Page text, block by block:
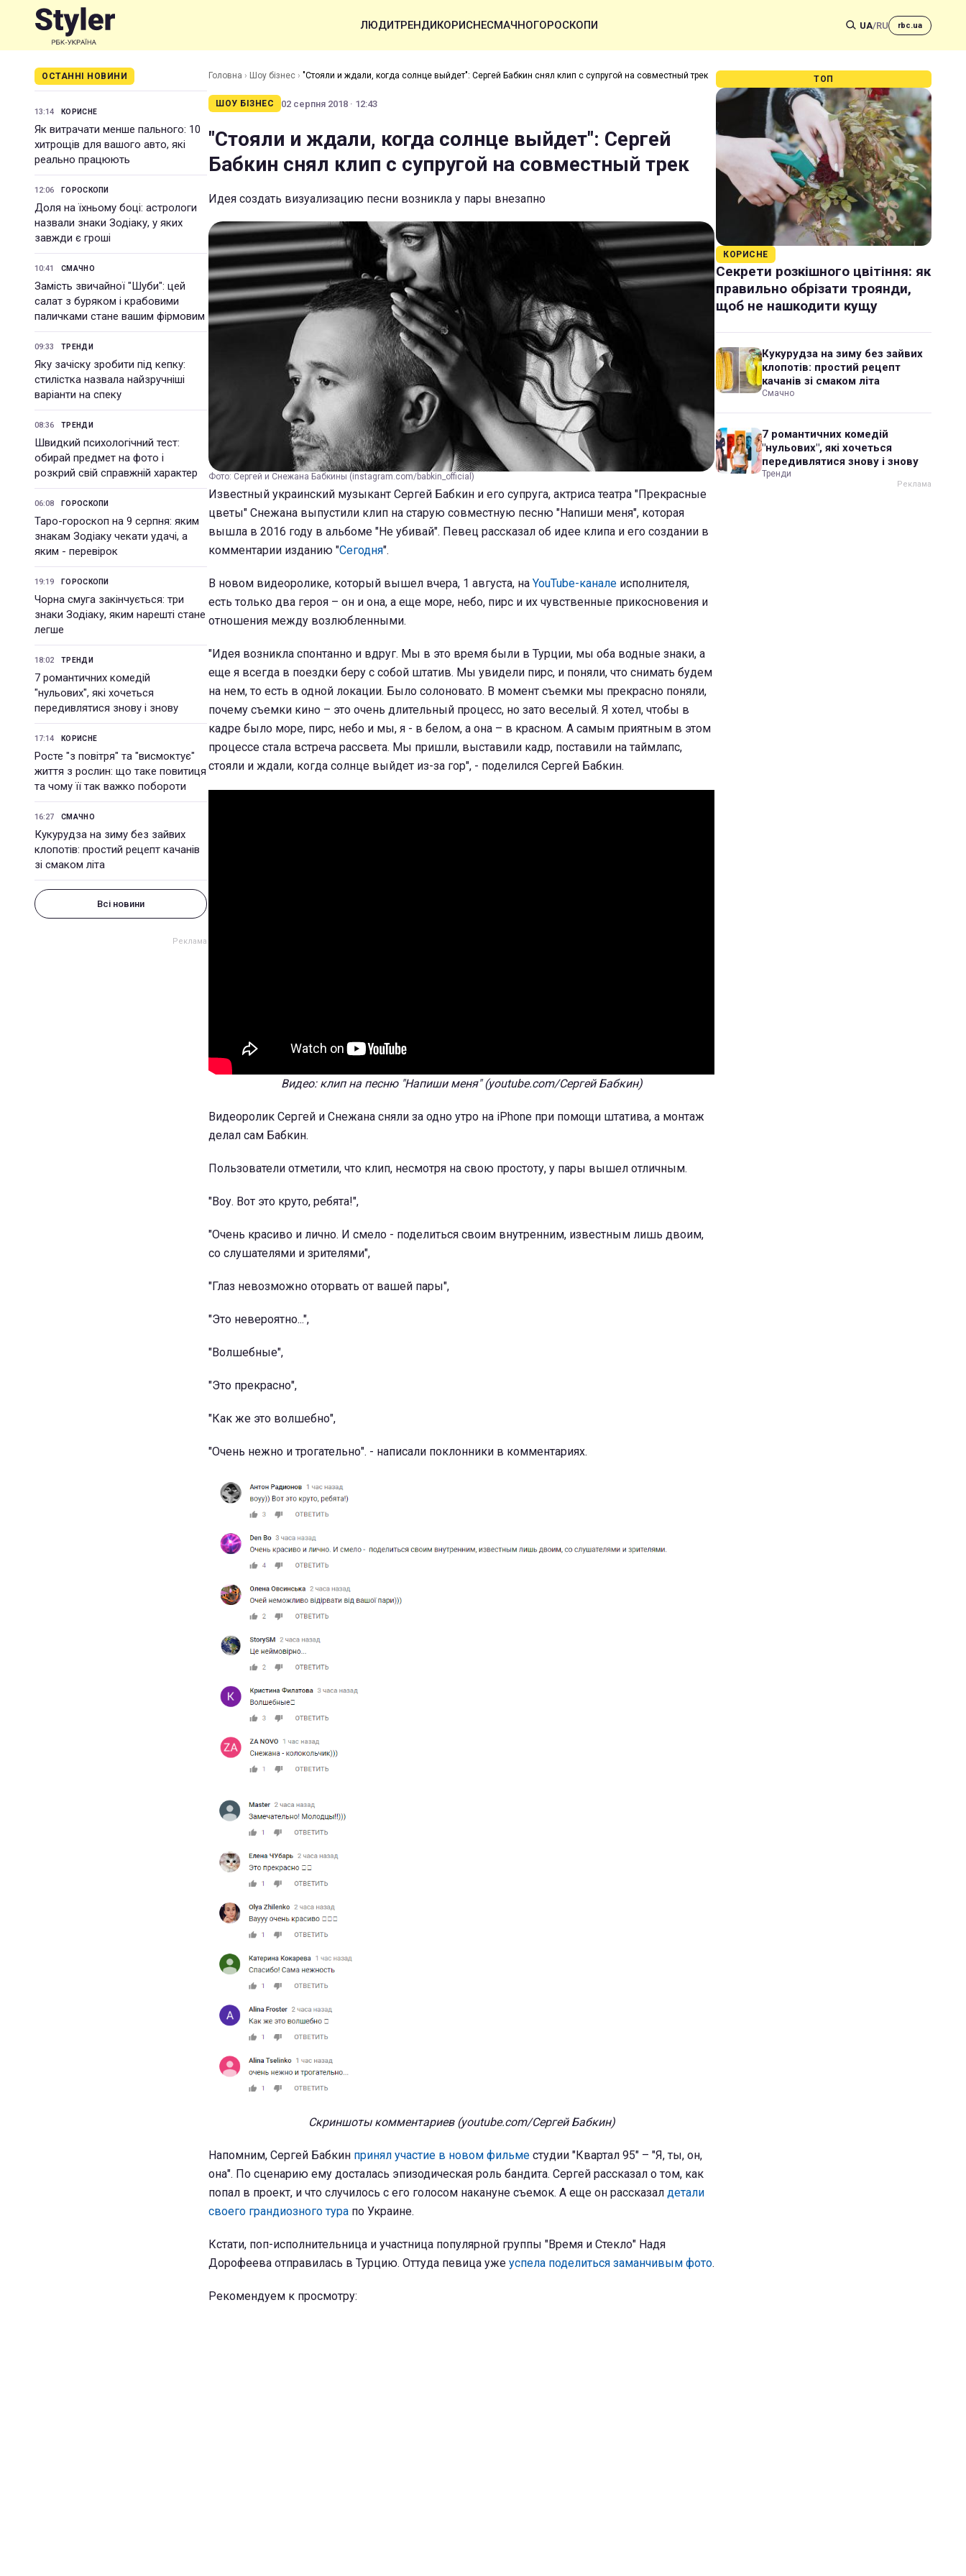
ЛЮДИТРЕНДИКОРИСНЕСМАЧНОГОРОСКОПИ UA/RU rbc.ua
ОСТАННІ НОВИНИ
13:14 КОРИСНЕ
Як витрачати менше пального: 10
хитрощів для вашого авто, які
реально працюють
12:06 ГОРОСКОПИ
Доля на їхньому боці: астрологи
назвали знаки Зодіаку, у яких
завжди є гроші
10:41 СМАЧНО
Замість звичайної "Шуби": цей
салат з буряком і крабовими
паличками стане вашим фірмовим
09:33 ТРЕНДИ
Яку зачіску зробити під кепку:
стилістка назвала найзручніші
варіанти на спеку
08:36 ТРЕНДИ
Швидкий психологічний тест:
обирай предмет на фото і
розкрий свій справжній характер
06:08 ГОРОСКОПИ
Таро-гороскоп на 9 серпня: яким
знакам Зодіаку чекати удачі, а
яким - перевірок
19:19 ГОРОСКОПИ
Чорна смуга закінчується: три
знаки Зодіаку, яким нарешті стане
легше
18:02 ТРЕНДИ
7 романтичних комедій
"нульових", які хочеться
передивлятися знову і знову
17:14 КОРИСНЕ
Росте "з повітря" та "висмоктує"
життя з рослин: що таке повитиця
та чому її так важко побороти
16:27 СМАЧНО
Кукурудза на зиму без зайвих
клопотів: простий рецепт качанів
зі смаком літа
Всі новини
Головна › Шоу бізнес › "Стояли и ждали, когда солнце выйдет": Сергей Бабкин снял клип с супругой на совместный трек
ШОУ БІЗНЕС 02 серпня 2018 · 12:43
"Стояли и ждали, когда солнце выйдет": Сергей
Бабкин снял клип с супругой на совместный трек
Идея создать визуализацию песни возникла у пары внезапно
Фото: Сергей и Снежана Бабкины (instagram.com/babkin_official)
Известный украинский музыкант Сергей Бабкин и его супруга, актриса театра "Прекрасные
цветы" Снежана выпустили клип на старую совместную песню "Напиши меня", которая
вышла в 2016 году в альбоме "Не убивай". Певец рассказал об идее клипа и его создании в
комментарии изданию "Сегодня".
В новом видеоролике, который вышел вчера, 1 августа, на YouTube-канале исполнителя,
есть только два героя – он и она, а еще море, небо, пирс и их чувственные прикосновения и
отношения между возлюбленными.
"Идея возникла спонтанно и вдруг. Мы в это время были в Турции, мы оба водные знаки, а
еще я всегда в поездки беру с собой штатив. Мы увидели пирс, и поняли, что снимать будем
на нем, то есть в одной локации. Было солоновато. В момент съемки мы прекрасно поняли,
почему съемки кино – это очень длительный процесс, но зато веселый. Я хотел, чтобы в
кадре было море, пирс, небо и мы, я - в белом, а она – в красном. А самым приятным в этом
процессе стала встреча рассвета. Мы пришли, выставили кадр, поставили на таймлапс,
стояли и ждали, когда солнце выйдет из-за гор", - поделился Сергей Бабкин.
Видео: клип на песню "Напиши меня" (youtube.com/Сергей Бабкин)
Видеоролик Сергей и Снежана сняли за одно утро на iPhone при помощи штатива, а монтаж
делал сам Бабкин.
Пользователи отметили, что клип, несмотря на свою простоту, у пары вышел отличным.
"Воу. Вот это круто, ребята!",
"Очень красиво и лично. И смело - поделиться своим внутренним, известным лишь двоим,
со слушателями и зрителями",
"Глаз невозможно оторвать от вашей пары",
"Это невероятно...",
"Волшебные",
"Это прекрасно",
"Как же это волшебно",
"Очень нежно и трогательно". - написали поклонники в комментариях.
Скриншоты комментариев (youtube.com/Сергей Бабкин)
Напомним, Сергей Бабкин принял участие в новом фильме студии "Квартал 95" – "Я, ты, он,
она". По сценарию ему досталась эпизодическая роль бандита. Сергей рассказал о том, как
попал в проект, и что случилось с его голосом накануне съемок. А еще он рассказал детали
своего грандиозного тура по Украине.
Кстати, поп-исполнительница и участница популярной группы "Время и Стекло" Надя
Дорофеева отправилась в Турцию. Оттуда певица уже успела поделиться заманчивым фото.
Рекомендуем к просмотру:
ТОП
КОРИСНЕ
Секрети розкішного цвітіння: як
правильно обрізати троянди,
щоб не нашкодити кущу
Кукурудза на зиму без зайвих
клопотів: простий рецепт
качанів зі смаком літа
Смачно
7 романтичних комедій
"нульових", які хочеться
передивлятися знову і знову
Тренди